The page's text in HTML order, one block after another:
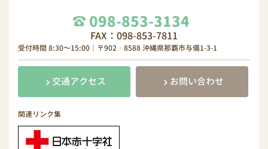
098-853-3134
FAX：098-853-7811
受付時間 8:30～15:00｜〒902‐8588 沖縄県那覇市与儀1-3-1
交通アクセス お問い合わせ
関連リンク集